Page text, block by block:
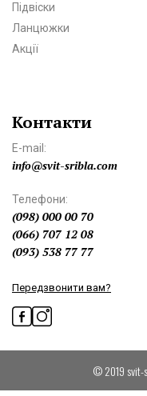
Підвіски
Ланцюжки
Акції
Контакти
E-mail:
info@svit-sribla.com
Телефони:
(098) 000 00 70
(066) 707 12 08
(093) 538 77 77
Передзвонити вам?
© 2019 svit-